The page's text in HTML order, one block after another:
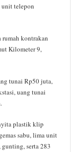
unit telepon
kontrakan
Kilometer 9,
tunai Rp50 juta,
uang tunai
plastik klip
sabu, lima unit
serta 283